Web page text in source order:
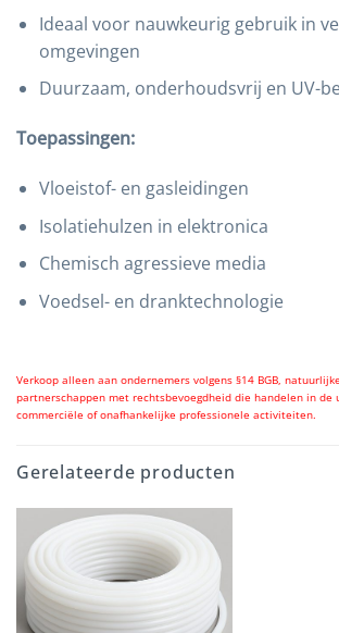
Ideaal voor nauwkeurig gebruik in
omgevingen
Duurzaam, onderhoudsvrij en UV-
Toepassingen:
Vloeistof- en gasleidingen
Isolatiehulzen in elektronica
Chemisch agressieve media
Voedsel- en dranktechnologie
Verkoop alleen aan ondernemers volgens §14 BGB,
partnerschappen met rechtsbevoegdheid die handelen in de
commerciële of onafhankelijke professionele activiteiten.
Gerelateerde producten